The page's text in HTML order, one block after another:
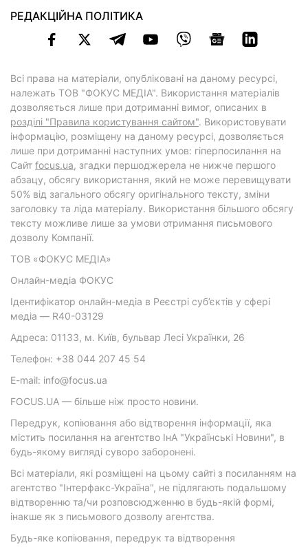
РЕДАКЦІЙНА ПОЛІТИКА
Всі права на матеріали, опубліковані на даному ресурсі,
належать ТОВ "ФОКУС МЕДІА". Використання матеріалів
дозволяється лише при дотриманні вимог, описаних в
розділі "Правила користування сайтом". Використовувати
інформацію, розміщену на даному ресурсі, дозволяється
лише при дотриманні наступних умов: гіперпосилання на
Cайт focus.ua, згадки першоджерела не нижче першого
абзацу, обсягу використання, який не може перевищувати
50% від загального обсягу оригінального тексту, зміни
заголовку та ліда матеріалу. Використання більшого обсягу
тексту можливе лише за умови отримання письмового
дозволу Компанії.
ТОВ «ФОКУС МЕДІА»
Онлайн-медіа ФОКУС
Ідентифікатор онлайн-медіа в Реєстрі суб’єктів у сфері
медіа — R40-03129
Адреса: 01133, м. Київ, бульвар Лесі Українки, 26
Телефон: +38 044 207 45 54
E-mail: info@focus.ua
FOCUS.UA — більше ніж просто новини.
Передрук, копіювання або відтворення інформації, яка
містить посилання на агентство ІнА "Українські Новини", в
будь-якому вигляді суворо заборонені.
Всі матеріали, які розміщені на цьому сайті з посиланням на
агентство "Інтерфакс-Україна", не підлягають подальшому
відтворенню та/чи розповсюдженню в будь-якій формі,
інакше як з письмового дозволу агентства.
Будь-яке копіювання, передрук та відтворення